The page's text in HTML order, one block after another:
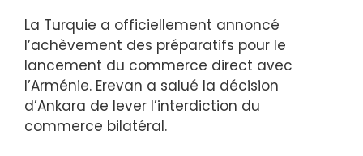
La Turquie a officiellement annoncé
l’achèvement des préparatifs pour le
lancement du commerce direct avec
l’Arménie. Erevan a salué la décision
d’Ankara de lever l’interdiction du
commerce bilatéral.